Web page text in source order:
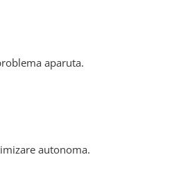
aparuta.
autonoma.